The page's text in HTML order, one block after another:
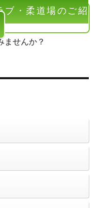
ブ・柔道場のご紹
ませんか？